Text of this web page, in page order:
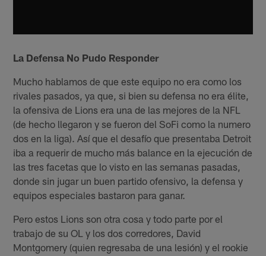
La Defensa No Pudo Responder
Mucho hablamos de que este equipo no era como los
rivales pasados, ya que, si bien su defensa no era élite,
la ofensiva de Lions era una de las mejores de la NFL
(de hecho llegaron y se fueron del SoFi como la numero
dos en la liga). Así que el desafío que presentaba Detroit
iba a requerir de mucho más balance en la ejecución de
las tres facetas que lo visto en las semanas pasadas,
donde sin jugar un buen partido ofensivo, la defensa y
equipos especiales bastaron para ganar.
Pero estos Lions son otra cosa y todo parte por el
trabajo de su OL y los dos corredores, David
Montgomery (quien regresaba de una lesión) y el rookie